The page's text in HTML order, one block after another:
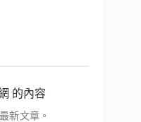
的內容
新文章。